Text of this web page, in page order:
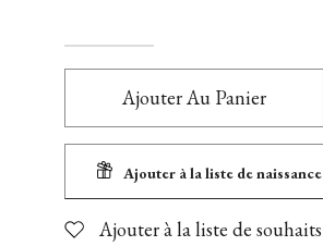
Ajouter Au Panier
Ajouter à la liste de naissance
Ajouter à la liste de souhaits